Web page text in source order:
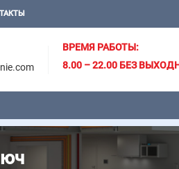
ВРЕМЯ РАБОТЫ:
8.00 – 22.00 БЕЗ